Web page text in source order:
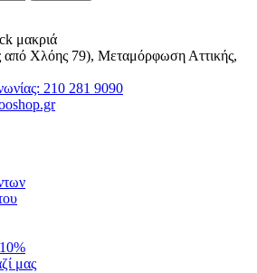
μακριά
από Χλόης 79), Μεταμόρφωση Αττικής,
210 281 9090
μας